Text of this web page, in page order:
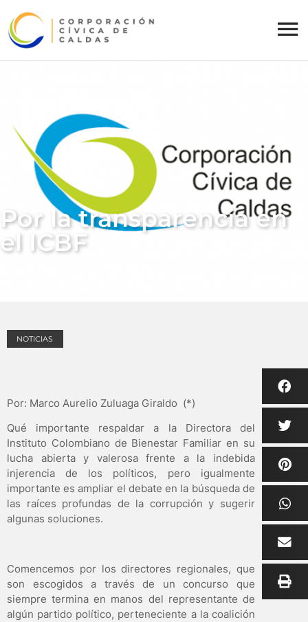
Por la transparencia en
el ICBF
Por: Marco Aurelio Zuluaga Giraldo (*)
Qué importante respaldar a la Directora del
Instituto Colombiano de Bienestar Familiar en su
lucha abierta y valerosa frente a la indebida
injerencia de los políticos, pero igualmente
importante es ampliar el debate en la búsqueda de
las raíces profundas de la corrupción y sugerir
algunas soluciones.
Comencemos por los directores regionales, que
son escogidos a través de un concurso que
siempre termina en manos del representante de
algún partido político, perteneciente a la coalición
NOTICIAS